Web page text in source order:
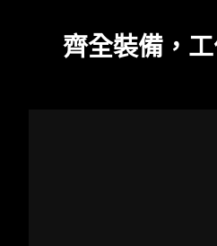
齊全裝備，